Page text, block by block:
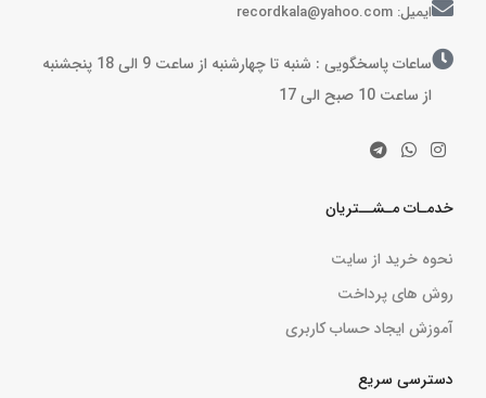
خدمـات مـشــتریان
نحوه خرید از سایت
روش های پرداخت
آموزش ایجاد حساب کاربری
دسترسی سریع
ایمیل: recordkala@yahoo.com
ساعات پاسخگویی : شنبه تا چهارشنبه از ساعت 9 الی 18 پنجشنبه
از ساعت 10 صبح الی 17